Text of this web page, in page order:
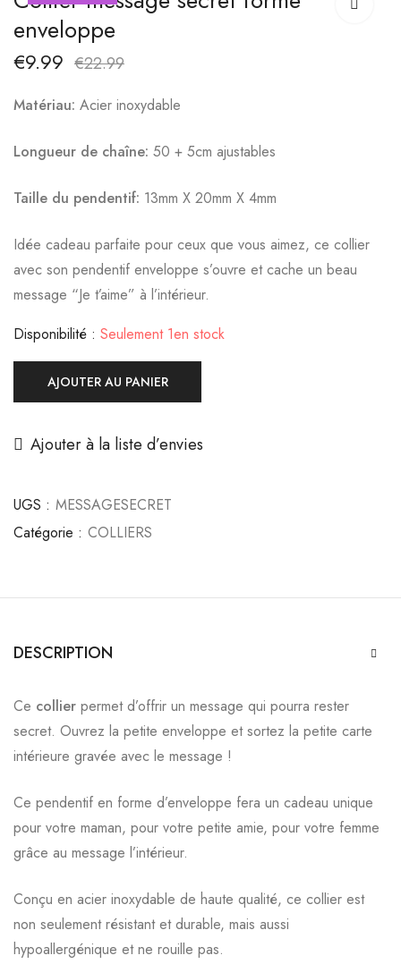
cristal bleu claire
inoxydable - Rouge
enveloppe
€9.99 €22.99
Matériau: Acier inoxydable
Longueur de chaîne: 50 + 5cm ajustables
Taille du pendentif: 13mm X 20mm X 4mm
Idée cadeau parfaite pour ceux que vous aimez, ce collier
avec son pendentif enveloppe s’ouvre et cache un beau
message “Je t’aime” à l’intérieur.
Disponibilité : Seulement 1en stock
AJOUTER AU PANIER
Ajouter à la liste d’envies
UGS : MESSAGESECRET
Catégorie : COLLIERS
DESCRIPTION
Ce collier permet d’offrir un message qui pourra rester
secret. Ouvrez la petite enveloppe et sortez la petite carte
intérieure gravée avec le message !
Ce pendentif en forme d’enveloppe fera un cadeau unique
pour votre maman, pour votre petite amie, pour votre femme
grâce au message l’intérieur.
Conçu en acier inoxydable de haute qualité, ce collier est
non seulement résistant et durable, mais aussi
hypoallergénique et ne rouille pas.